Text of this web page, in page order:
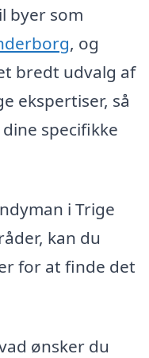
byer som
, og
bredt udvalg af
ekspertiser, så
specifikke
i Trige
kan du
for at finde det
ønsker du